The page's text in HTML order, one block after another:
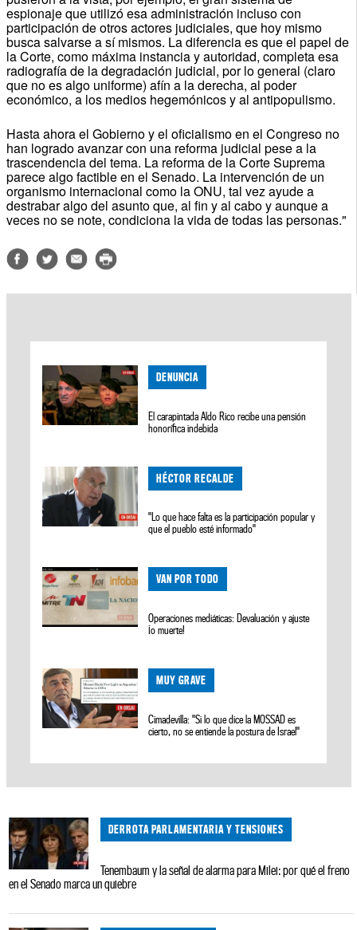
espionaje que utilizó esa administración incluso con
participación de otros actores judiciales, que hoy mismo
busca salvarse a sí mismos. La diferencia es que el papel de
la Corte, como máxima instancia y autoridad, completa esa
radiografía de la degradación judicial, por lo general (claro
que no es algo uniforme) afín a la derecha, al poder
económico, a los medios hegemónicos y al antipopulismo.
Hasta ahora el Gobierno y el oficialismo en el Congreso no
han logrado avanzar con una reforma judicial pese a la
trascendencia del tema. La reforma de la Corte Suprema
parece algo factible en el Senado. La intervención de un
organismo internacional como la ONU, tal vez ayude a
destrabar algo del asunto que, al fin y al cabo y aunque a
veces no se note, condiciona la vida de todas las personas."
DENUNCIA
El carapintada Aldo Rico recibe una pensión
honorífica indebida
HÉCTOR RECALDE
"Lo que hace falta es la participación popular y
que el pueblo esté informado"
VAN POR TODO
Operaciones mediáticas: Devaluación y ajuste
¡o muerte!
MUY GRAVE
Cimadevilla: "Si lo que dice la MOSSAD es
cierto, no se entiende la postura de Israel"
DERROTA PARLAMENTARIA Y TENSIONES
Tenembaum y la señal de alarma para Milei: por qué el freno
en el Senado marca un quiebre